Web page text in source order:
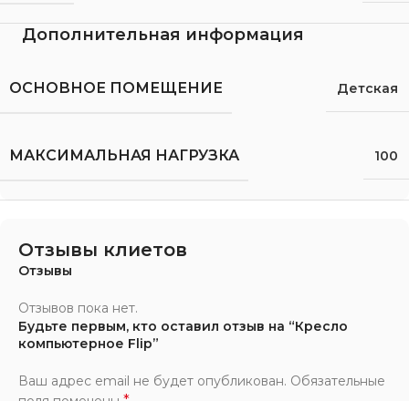
Дополнительная информация
ОСНОВНОЕ ПОМЕЩЕНИЕ Детская
МАКСИМАЛЬНАЯ НАГРУЗКА 100
Отзывы клиетов
Отзывы
Отзывов пока нет.
Будьте первым, кто оставил отзыв на “Кресло
компьютерное Flip”
Ваш адрес email не будет опубликован. Обязательные